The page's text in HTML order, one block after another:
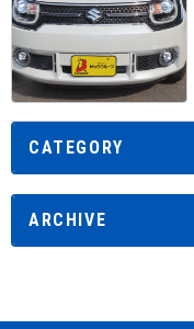
CATEGORY
ARCHIVE